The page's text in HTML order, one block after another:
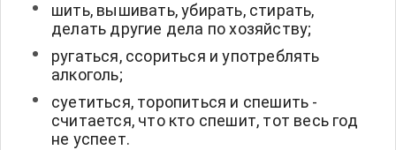
шить, вышивать, убирать, стирать,
делать другие дела по хозяйству;
ругаться, ссориться и употреблять
алкоголь;
суетиться, торопиться и спешить -
считается, что кто спешит, тот весь год
не успеет.